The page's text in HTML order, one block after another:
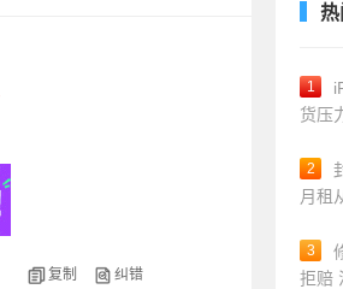
复制 纠错
热
1
货压
2
月租
3
拒赔